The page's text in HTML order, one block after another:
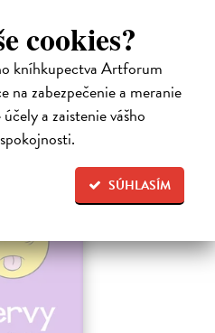
cookies?
kníhkupectva Artforum
na zabezpečenie a meranie
a zaistenie vášho
SÚHLASÍM
na sklade